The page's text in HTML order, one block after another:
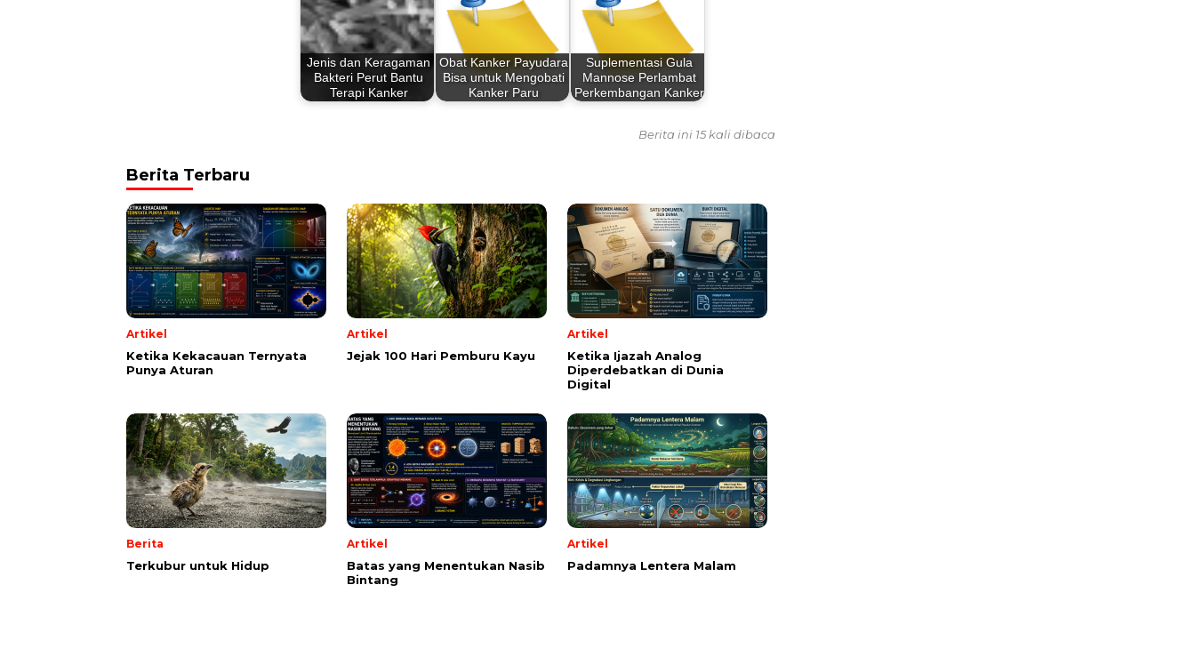
Jenis dan Keragaman
Bakteri Perut Bantu
Terapi Kanker
Obat Kanker Payudara
Bisa untuk Mengobati
Kanker Paru
Suplementasi Gula
Mannose Perlambat
Perkembangan Kanker
Berita ini 15 kali dibaca
Berita Terbaru
Artikel
Ketika Kekacauan Ternyata
Punya Aturan
Artikel
Jejak 100 Hari Pemburu Kayu
Artikel
Ketika Ijazah Analog
Diperdebatkan di Dunia
Digital
Berita
Terkubur untuk Hidup
Artikel
Batas yang Menentukan Nasib
Bintang
Artikel
Padamnya Lentera Malam